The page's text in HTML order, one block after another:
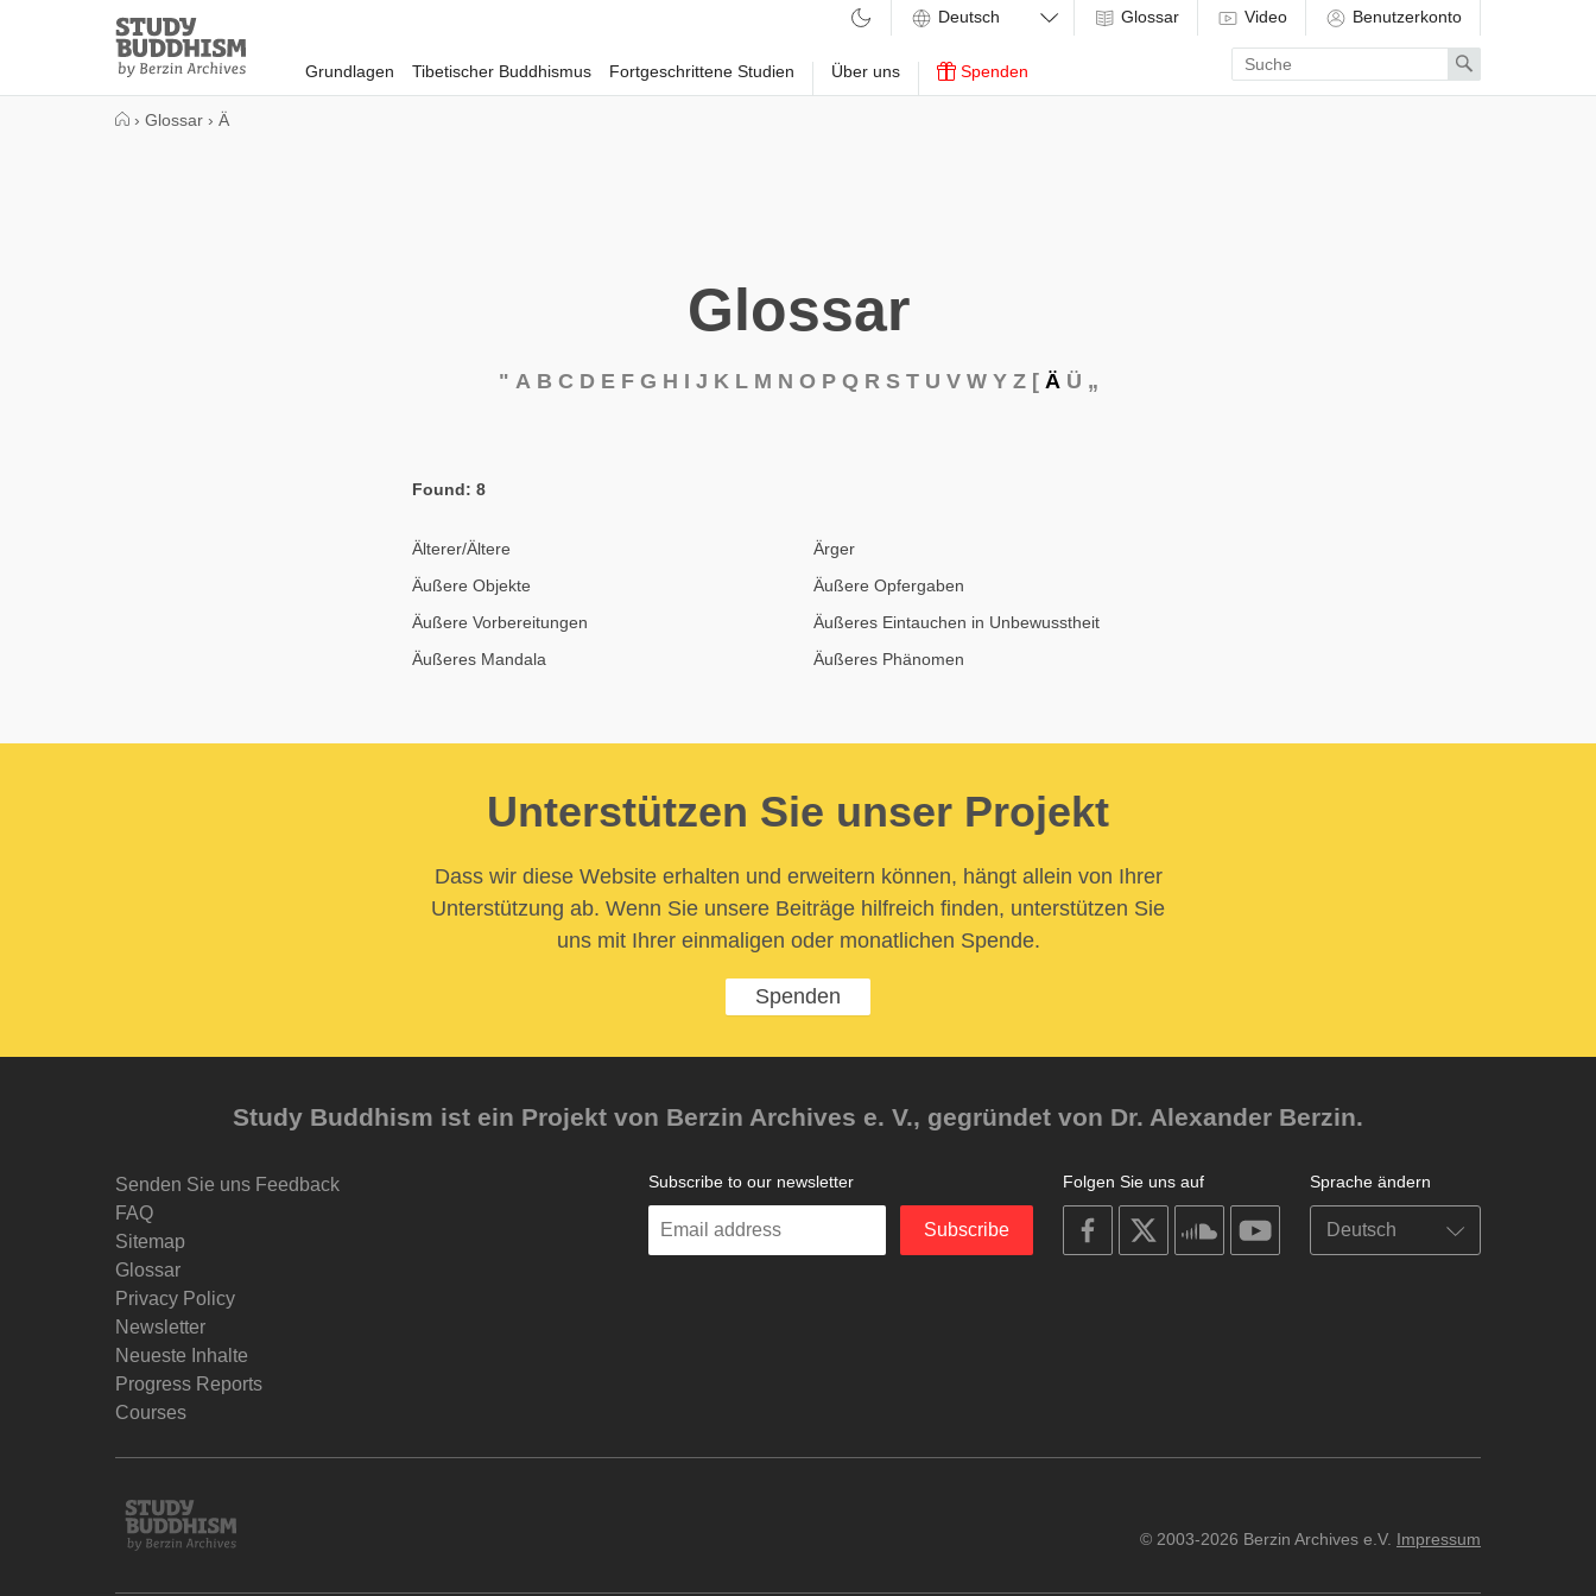
Study
Buddhism
Home
Grundlagen Tibetischer Buddhismus Fortgeschrittene Studien Über uns Spenden
Glossar Video Benutzerkonto
Enter
search
term
Search
› Glossar › Ä
Glossar
" A B C D E F G H I J K L M N O P Q R S T U V W Y Z [ Ä Ü „
Found: 8
Älterer/Ältere
Ärger
Äußere Objekte
Äußere Opfergaben
Äußere Vorbereitungen
Äußeres Eintauchen in Unbewusstheit
Äußeres Mandala
Äußeres Phänomen
Unterstützen Sie unser Projekt
Dass wir diese Website erhalten und erweitern können, hängt allein von Ihrer
Unterstützung ab. Wenn Sie unsere Beiträge hilfreich finden, unterstützen Sie
uns mit Ihrer einmaligen oder monatlichen Spende.
Spenden
Study Buddhism ist ein Projekt von Berzin Archives e. V., gegründet von Dr. Alexander Berzin.
Senden Sie uns Feedback
FAQ
Sitemap
Glossar
Privacy Policy
Newsletter
Neueste Inhalte
Progress Reports
Courses
Sprache ändern
Folgen Sie uns auf
on
facebook
soundcloudyoutube
Subscribe to our newsletter
Enter
Subscribe
Study
Buddhism
© 2003-2026 Berzin Archives e.V. Impressum